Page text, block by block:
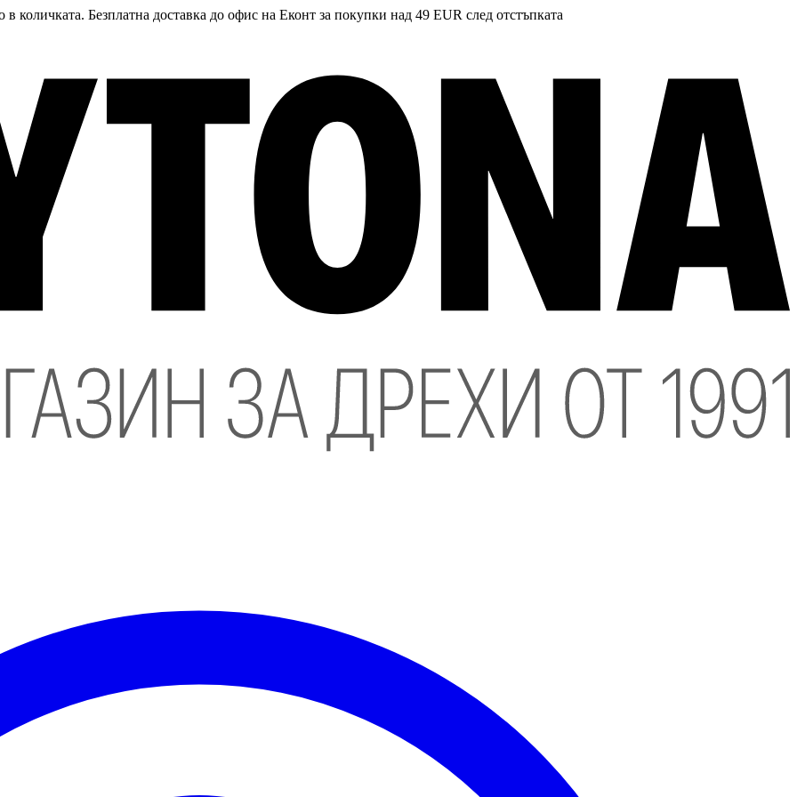
количката. Безплатна доставка до офис на Еконт за покупки над 49 EUR след отстъпката